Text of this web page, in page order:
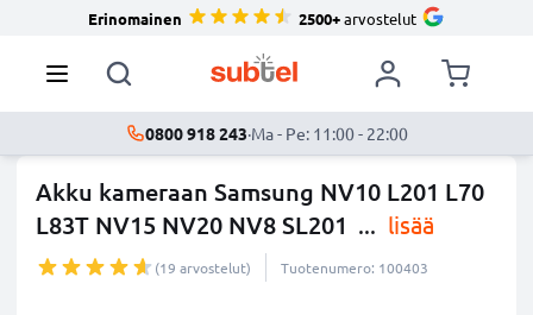
Erinomainen 2500+arvostelut
0800 918 243·Ma - Pe: 11:00 - 22:00
Akku kameraan Samsung NV10 L201 L70
L83T NV15 NV20 NV8 SL201 ... lisää
(19 arvostelut) Tuotenumero: 100403